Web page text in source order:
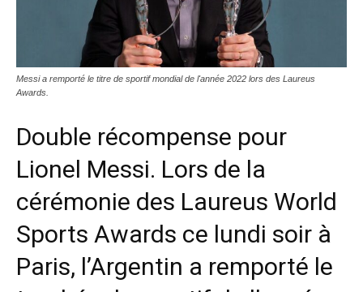
Messi a remporté le titre de sportif mondial de l'année 2022 lors des Laureus
Awards.
Double récompense pour
Lionel Messi. Lors de la
cérémonie des Laureus World
Sports Awards ce lundi soir à
Paris, l’Argentin a remporté le